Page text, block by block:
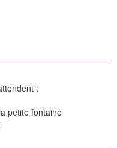
:
petite fontaine